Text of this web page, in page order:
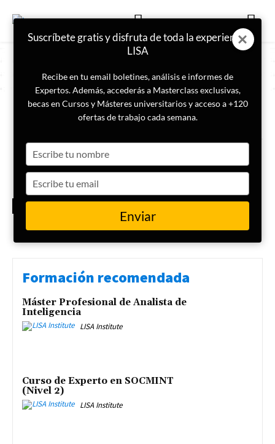
ETIQUETA
Presidente Estados Unidos
ESPECIAL POSESIÓN
Conoce el gabinete de Donald
Trump para la nueva
presidencia de Estados Unidos
Formación recomendada
Máster Profesional de Analista de
Inteligencia
LISA Institute
Curso de Experto en SOCMINT
(Nivel 2)
LISA Institute
Suscríbete gratis y disfruta de toda la experiencia
LISA
Recibe en tu email boletines, análisis e informes de
Expertos. Además, accederás a Masterclass exclusivas,
becas en Cursos y Másteres universitarios y acceso a +120
ofertas de trabajo cada semana.
your
name
your
email
Enviar